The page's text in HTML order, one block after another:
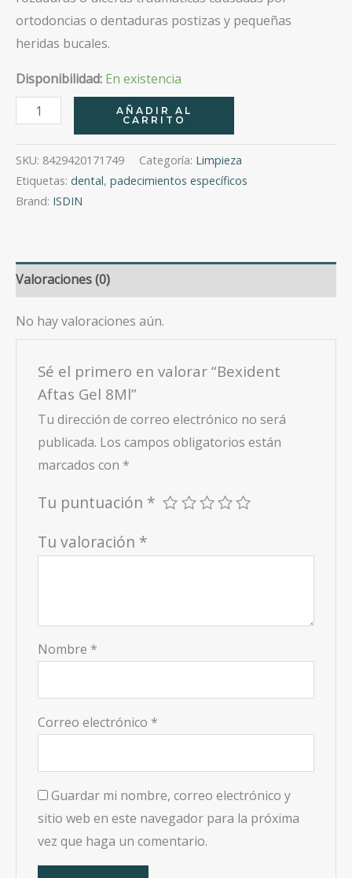
ortodoncias o dentaduras postizas y pequeñas
heridas bucales.
Disponibilidad: En existencia
Bexident
Aftas
Gel
8Ml
cantidad
AÑADIR AL
CARRITO
SKU: 8429420171749 Categoría: Limpieza
Etiquetas: dental, padecimientos específicos
Brand: ISDIN
Valoraciones (0)
No hay valoraciones aún.
Sé el primero en valorar “Bexident
Aftas Gel 8Ml”
Tu dirección de correo electrónico no será
publicada. Los campos obligatorios están
marcados con *
Tu puntuación *
Tu valoración *
Nombre *
Correo electrónico *
Guardar mi nombre, correo electrónico y
sitio web en este navegador para la próxima
vez que haga un comentario.